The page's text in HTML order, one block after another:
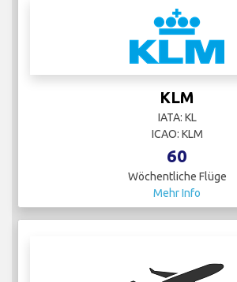
KLM
IATA: KL
ICAO: KLM
60
Wöchentliche Flüge
Mehr Info